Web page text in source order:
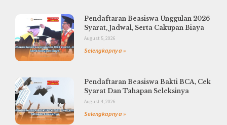
Pendaftaran Beasiswa Unggulan 2026
Syarat, Jadwal, Serta Cakupan Biaya
August 5, 2026
Selengkapnya »
Pendaftaran Beasiswa Bakti BCA, Cek
Syarat Dan Tahapan Seleksinya
August 4, 2026
Selengkapnya »